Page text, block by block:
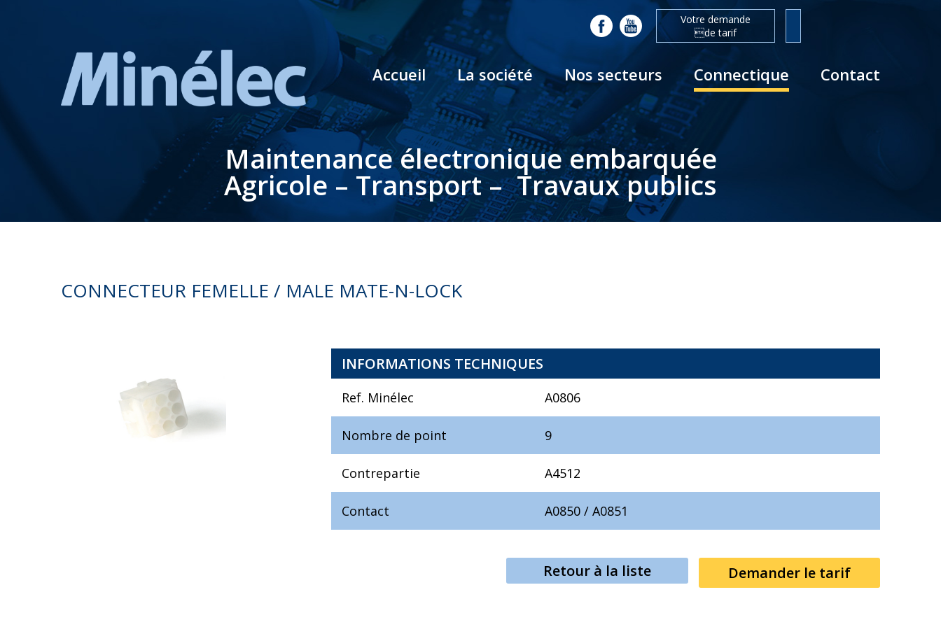
Votre demande
de tarif
Accueil La société Nos secteurs Connectique Contact
Maintenance électronique embarquée
Agricole – Transport – Travaux publics
CONNECTEUR FEMELLE / MALE MATE-N-LOCK
INFORMATIONS TECHNIQUES
Ref. Minélec A0806
Nombre de point 9
Contrepartie A4512
Contact A0850 /A0851
Retour à la liste Demander le tarif